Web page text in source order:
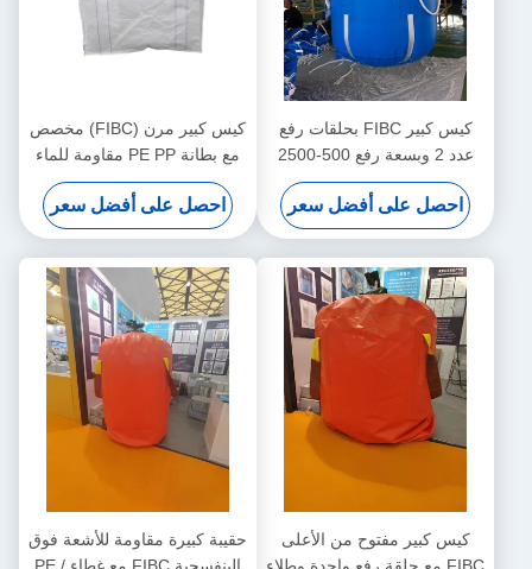
كيس كبير FIBC بحلقات رفع
عدد 2 وبسعة رفع 500-2500
كجم مصنوع من مادة البولي
بروبيلين المتينة
احصل على أفضل سعر
كيس كبير مرن (FIBC) مخصص
مع بطانة PE PP مقاومة للماء
وطلاء مقاوم للأشعة فوق
البنفسجية للبضائع الحساسة
للرطوبة
احصل على أفضل سعر
كيس كبير مفتوح من الأعلى
حقيبة كبيرة مقاومة للأشعة فوق